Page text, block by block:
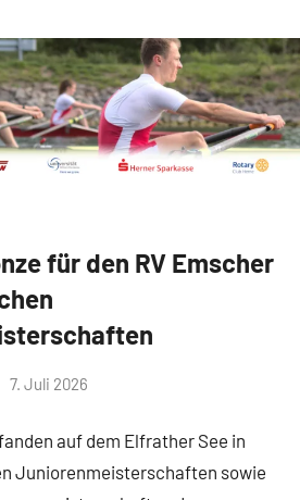
für den RV Emscher
7. Juli 2026
auf dem Elfrather See in
Juniorenmeisterschaften sowie